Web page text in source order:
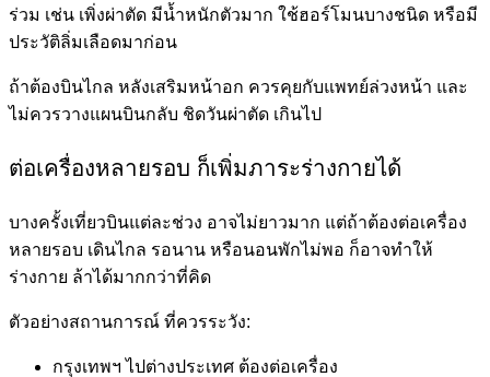
ร่วม เช่น เพิ่งผ่าตัด มีน้ำหนักตัวมาก ใช้ฮอร์โมนบางชนิด หรือมี
ประวัติลิ่มเลือดมาก่อน
ถ้าต้องบินไกล หลังเสริมหน้าอก ควรคุยกับแพทย์ล่วงหน้า และ
ไม่ควรวางแผนบินกลับ ชิดวันผ่าตัด เกินไป
ต่อเครื่องหลายรอบ ก็เพิ่มภาระร่างกายได้
บางครั้งเที่ยวบินแต่ละช่วง อาจไม่ยาวมาก แต่ถ้าต้องต่อเครื่อง
หลายรอบ เดินไกล รอนาน หรือนอนพักไม่พอ ก็อาจทำให้
ร่างกาย ล้าได้มากกว่าที่คิด
ตัวอย่างสถานการณ์ ที่ควรระวัง:
กรุงเทพฯ ไปต่างประเทศ ต้องต่อเครื่อง